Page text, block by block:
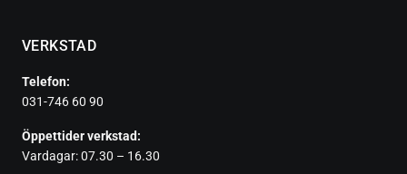
VERKSTAD
Telefon:
031-746 60 90
Öppettider verkstad:
Vardagar: 07.30 – 16.30